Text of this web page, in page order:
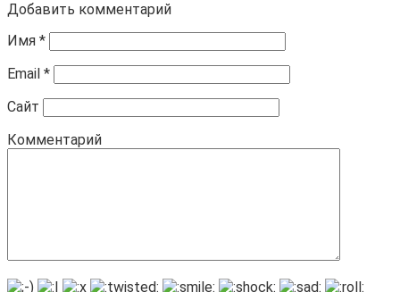
Добавить комментарий
Имя *
Email *
Сайт
Комментарий